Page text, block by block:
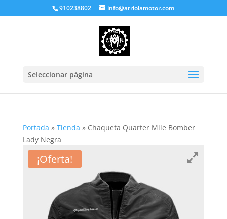
910238802 info@arriolamotor.com
Seleccionar página
Portada » Tienda » Chaqueta Quarter Mile Bomber
Lady Negra
¡Oferta!